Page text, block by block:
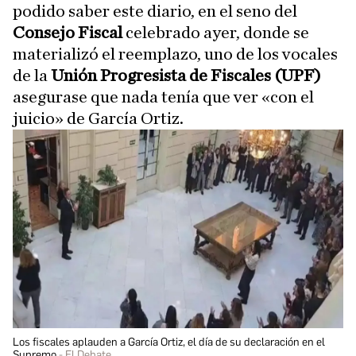
podido saber este diario, en el seno del
Consejo Fiscalcelebrado ayer, donde se
materializó el reemplazo, uno de los vocales
de la Unión Progresista de Fiscales (UPF)
asegurase que nada tenía que ver «con el
juicio» de García Ortiz.
Los fiscales aplauden a García Ortiz, el día de su declaración en el